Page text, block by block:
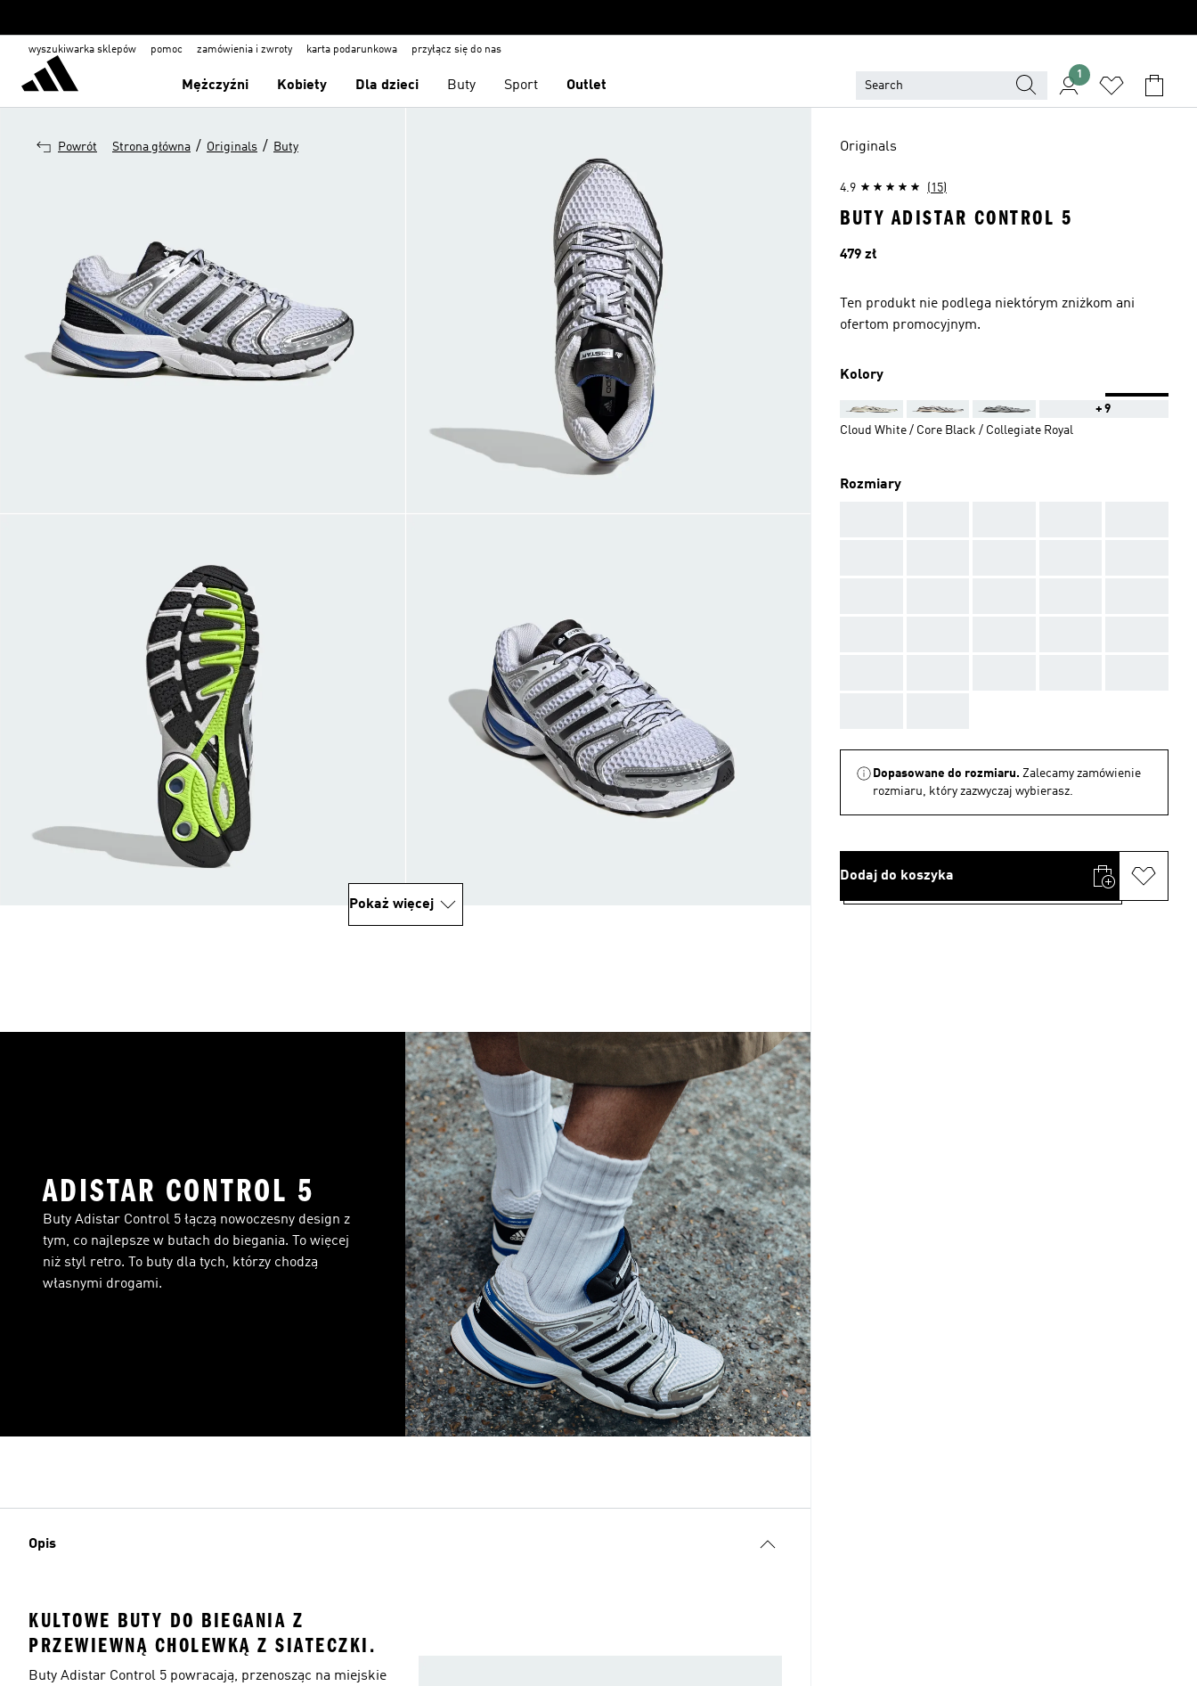
wyszukiwarka sklepów pomoc zamówienia i zwroty karta podarunkowa przyłącz się do nas
Mężczyźni Kobiety Dla dzieci Buty Sport Outlet
1
Powrót Strona główna / Originals / Buty
Pokaż więcej
ADISTAR CONTROL 5
Buty Adistar Control 5 łączą nowoczesny design z
tym, co najlepsze w butach do biegania. To więcej
niż styl retro. To buty dla tych, którzy chodzą
własnymi drogami.
Opis
KULTOWE BUTY DO BIEGANIA Z
PRZEWIEWNĄ CHOLEWKĄ Z SIATECZKI.
Buty Adistar Control 5 powracają, przenosząc na miejskie
Originals
4.9 (15)
BUTY ADISTAR CONTROL 5
Cena
479 zł
Ten produkt nie podlega niektórym zniżkom ani
ofertom promocyjnym.
Kolory
+9
Cloud White / Core Black / Collegiate Royal
Rozmiary
Dopasowane do rozmiaru. Zalecamy zamówienie
rozmiaru, który zazwyczaj wybierasz.
Dodaj do koszyka